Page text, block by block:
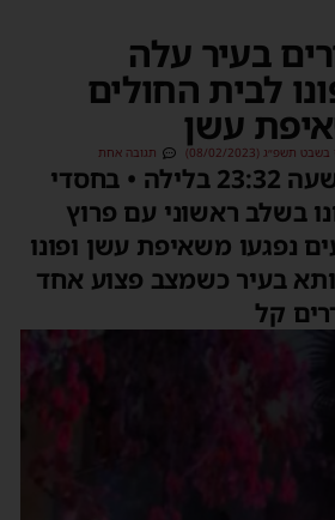
בעיר עלה
7 פונו לבית החולים
עשן
(08/02/2023) תגובה אחת
השריפה פרצה בשעה 23:32 בלילה • בחסדי
ראשוני עם פרוץ
פצועים נפגעו משאיפת עשן ופונו
בעיר כשמצב פצוע אחד
קל